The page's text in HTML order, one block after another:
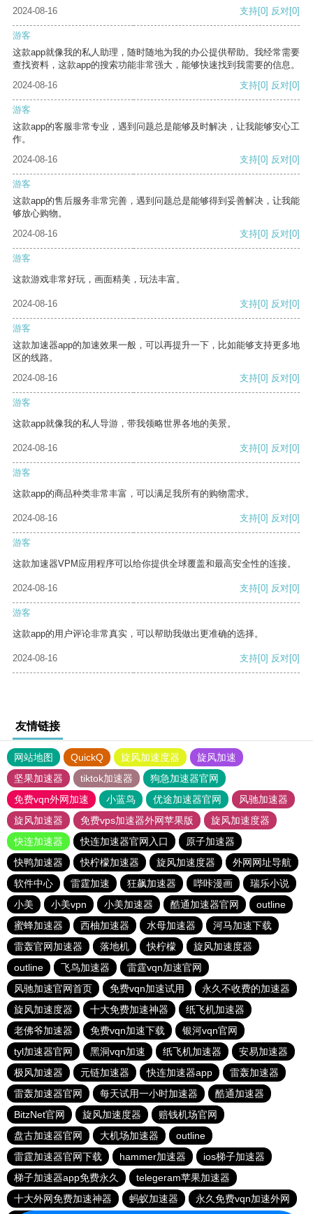
2024-08-16 支持[0] 反对[0]
游客
这款app就像我的私人助理，随时随地为我的办公提供帮助。我经常需要
查找资料，这款app的搜索功能非常强大，能够快速找到我需要的信息。
2024-08-16
支持[0] 反对[0]
游客
这款app的客服非常专业，遇到问题总是能够及时解决，让我能够安心工
作。
2024-08-16
支持[0] 反对[0]
游客
这款app的售后服务非常完善，遇到问题总是能够得到妥善解决，让我能
够放心购物。
2024-08-16
支持[0] 反对[0]
游客
这款游戏非常好玩，画面精美，玩法丰富。
2024-08-16 支持[0] 反对[0]
游客
这款加速器app的加速效果一般，可以再提升一下，比如能够支持更多地
区的线路。
2024-08-16
支持[0] 反对[0]
游客
这款app就像我的私人导游，带我领略世界各地的美景。
2024-08-16 支持[0] 反对[0]
游客
这款app的商品种类非常丰富，可以满足我所有的购物需求。
2024-08-16 支持[0] 反对[0]
游客
这款加速器VPM应用程序可以给你提供全球覆盖和最高安全性的连接。
2024-08-16 支持[0] 反对[0]
游客
这款app的用户评论非常真实，可以帮助我做出更准确的选择。
2024-08-16 支持[0] 反对[0]
友情链接
网站地图 QuickQ 旋风加速度器
旋风加速
坚果加速器
tiktok加速器
狗急加速器官网
免费vqn外网加速
小蓝鸟 优途加速器官网
风驰加速器
旋风加速器
免费vps加速器外网苹果版
旋风加速度器
快连加速器
快连加速器官网入口
原子加速器
快鸭加速器
快柠檬加速器 旋风加速度器
外网网址导航
软件中心
雷霆加速 狂飙加速器 哔咔漫画
瑞乐小说
小美
小美vpn 小美加速器 酷通加速器官网
outline
蜜蜂加速器
西柚加速器 水母加速器
河马加速下载
雷轰官网加速器
落地机 快柠檬
旋风加速度器
outline
飞鸟加速器
雷霆vqn加速官网
风驰加速官网首页
免费vqn加速试用
永久不收费的加速器
旋风加速度器
十大免费加速神器
纸飞机加速器
老佛爷加速器
免费vqn加速下载
银河vqn官网
tyl加速器官网
黑洞vqn加速 纸飞机加速器
安易加速器
极风加速器
元链加速器 快连加速器app
雷轰加速器
雷轰加速器官网
每天试用一小时加速器
酷通加速器
BitzNet官网
旋风加速度器
赔钱机场官网
盘古加速器官网
大机场加速器
outline
雷霆加速器官网下载
hammer加速器
ios梯子加速器
梯子加速器app免费永久
telegeram苹果加速器
十大外网免费加速神器
蚂蚁加速器 永久免费vqn加速外网